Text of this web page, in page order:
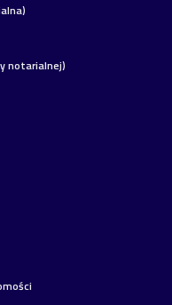
notarialnej)